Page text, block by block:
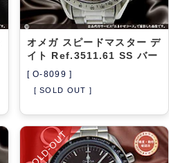
オメガ スピードマスター デ
イト Ref.3511.61 SS バー
[ O-8099 ]
[ SOLD OUT ]
SOLD-OUT